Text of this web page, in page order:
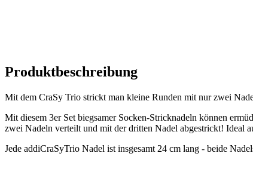
Produktbeschreibung
Mit dem CraSy Trio strickt man kleine Runden mit nur zwei
Mit diesem 3er Set biegsamer Socken-Stricknadeln können
zwei Nadeln verteilt und mit der dritten Nadel abgestrickt! Ideal
Jede addiCraSyTrio Nadel ist insgesamt 24 cm lang - beide